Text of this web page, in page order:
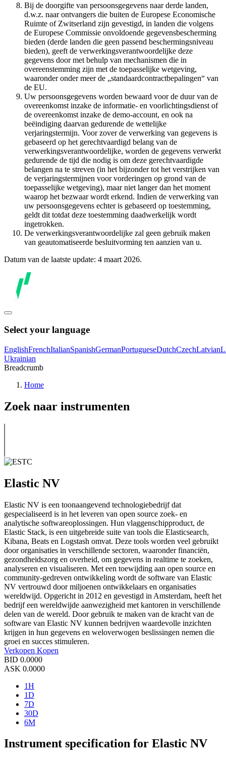
Bij de doorgifte van persoonsgegevens naar derde landen,
d.w.z. naar ontvangers die buiten de Europese Economische
Ruimte of Zwitserland zijn gevestigd, in landen die volgens
de Europese Commissie onvoldoende gegevensbescherming
bieden (derde landen die geen passend beschermingsniveau
bieden), geeft de verwerkingsverantwoordelijke deze
gegevens door met behulp van mechanismen die in
overeenstemming zijn met de toepasselijke wetgeving,
waaronder onder meer de „standaardcontractbepalingen“ van
de EU.
Uw persoonsgegevens worden bewaard voor de duur van de
overeenkomst inzake de informatie- en voorlichtingsdienst of
de overeenkomst inzake de demo-account, en ook na
beëindiging daarvan gedurende de wettelijke
verjaringstermijn. Voor zover de verwerking van gegevens is
gebaseerd op het gerechtvaardigd belang van de
verwerkingsverantwoordelijke, worden de gegevens verwerkt
gedurende de tijd die nodig is om deze gerechtvaardigde
belangen na te streven (in het bijzonder tot het verstrijken van
de verjaringstermijnen voor vorderingen op grond van de
toepasselijke wetgeving), maar niet langer dan het moment
waarop het bezwaar wordt erkend. Indien de verwerking van
uw persoonsgegevens echter is gebaseerd op toestemming,
geldt dit totdat deze toestemming daadwerkelijk wordt
ingetrokken.
De verwerkingsverantwoordelijke zal geen gebruik maken
van geautomatiseerde besluitvorming ten aanzien van u.
Datum van de laatste update: 4 maart 2026.
Select your language
EnglishFrenchItalianSpanishGermanPortugueseDutchCzechLatvian
Ukrainian
Breadcrumb
Home
Zoek naar instrumenten
Elastic NV
Elastic NV is een toonaangevend technologiebedrijf dat
gespecialiseerd is in het leveren van open source zoek- en
analytische softwareoplossingen. Hun vlaggenschipproduct, de
Elastic Stack, is een uitgebreide suite van tools die Elasticsearch,
Kibana, Beats en Logstash omvat. Deze tools worden veel gebruikt
door organisaties in verschillende sectoren, waaronder financiën,
gezondheidszorg en overheid, om gegevens in realtime te zoeken,
analyseren en visualiseren. Met een toewijding aan open source en
community-gedreven ontwikkeling wordt de software van Elastic
NV vertrouwd door miljoenen ontwikkelaars en organisaties
wereldwijd. Opgericht in 2012 en gevestigd in Amsterdam, heeft het
bedrijf een wereldwijde aanwezigheid met kantoren in verschillende
delen van de wereld. Door gebruik te maken van de kracht van de
software van Elastic NV kunnen bedrijven waardevolle inzichten
krijgen in hun gegevens en weloverwogen beslissingen nemen die
groei en succes stimuleren.
Verkopen Kopen
BID 0.0000
ASK 0.0000
1H
1D
7D
30D
6M
Instrument specification for Elastic NV